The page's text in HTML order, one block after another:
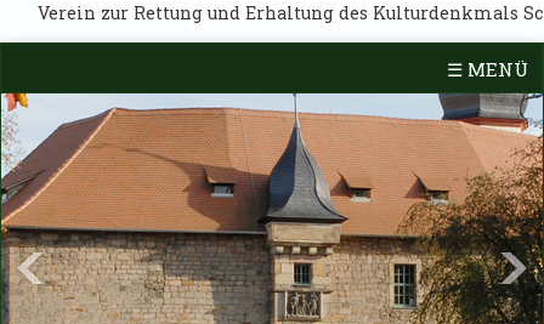
Verein zur Rettung und Erhaltung des Kulturdenkmals
☰ MENÜ